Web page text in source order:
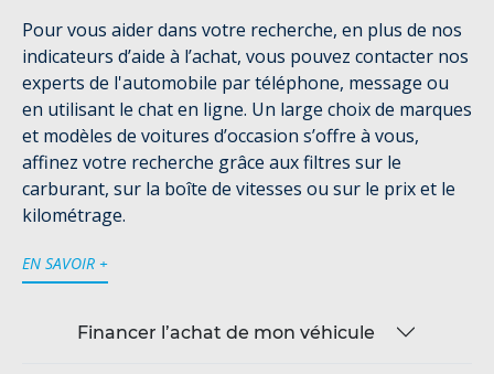
Pour vous aider dans votre recherche, en plus de nos
indicateurs d’aide à l’achat, vous pouvez contacter nos
experts de l'automobile par téléphone, message ou
en utilisant le chat en ligne. Un large choix de marques
et modèles de voitures d’occasion s’offre à vous,
affinez votre recherche grâce aux filtres sur le
carburant, sur la boîte de vitesses ou sur le prix et le
kilométrage.
EN SAVOIR +
Financer l’achat de mon véhicule